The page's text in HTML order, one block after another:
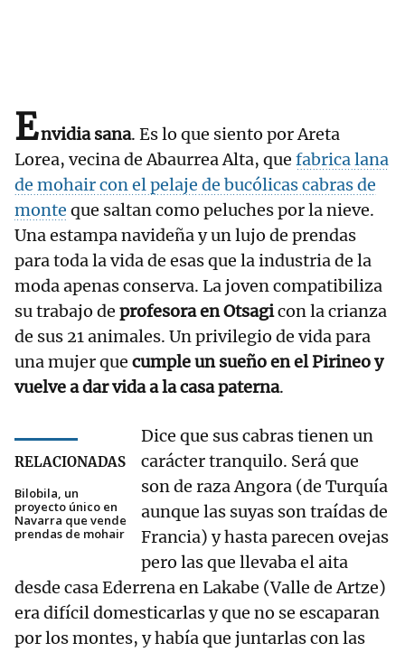
Envidia sana. Es lo que siento por Areta
Lorea, vecina de Abaurrea Alta, que fabrica lana
de mohair con el pelaje de bucólicas cabras de
monte que saltan como peluches por la nieve.
Una estampa navideña y un lujo de prendas
para toda la vida de esas que la industria de la
moda apenas conserva. La joven compatibiliza
su trabajo de profesora en Otsagicon la crianza
de sus 21 animales. Un privilegio de vida para
una mujer que cumple un sueño en el Pirineo y
vuelve a dar vida a la casa paterna.
RELACIONADAS
Bilobila, un
proyecto único en
Navarra que vende
prendas de mohair
Dice que sus cabras tienen un
carácter tranquilo. Será que
son de raza Angora (de Turquía
aunque las suyas son traídas de
Francia) y hasta parecen ovejas
pero las que llevaba el aita
desde casa Ederrena en Lakabe (Valle de Artze)
era difícil domesticarlas y que no se escaparan
por los montes, y había que juntarlas con las